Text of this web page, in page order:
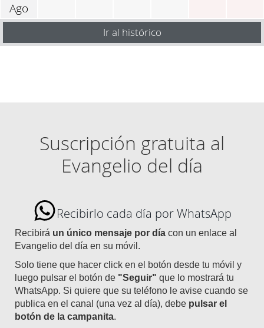
Ago
Ir al histórico
Suscripción gratuita al
Evangelio del día
Recibirlo cada día por WhatsApp
Recibirá un único mensaje por día con un enlace al
Evangelio del día en su móvil.
Solo tiene que hacer click en el botón desde tu móvil y
luego pulsar el botón de "Seguir" que lo mostrará tu
WhatsApp. Si quiere que su teléfono le avise cuando se
publica en el canal (una vez al día), debe pulsar el
botón de la campanita.